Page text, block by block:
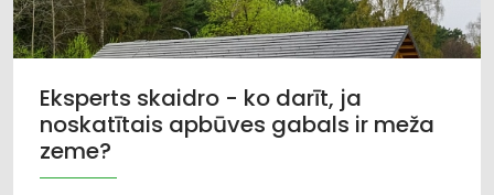
Eksperts skaidro - ko darīt, ja
noskatītais apbūves gabals ir meža
zeme?